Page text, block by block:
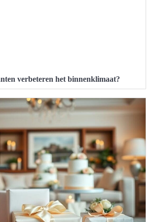
verbeteren het binnenklimaat?